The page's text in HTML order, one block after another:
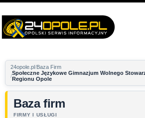
24opole.pl Baza Firm
Społeczne Językowe Gimnazjum Wolnego
Regionu Opole
Baza firm
FIRMY I USŁUGI